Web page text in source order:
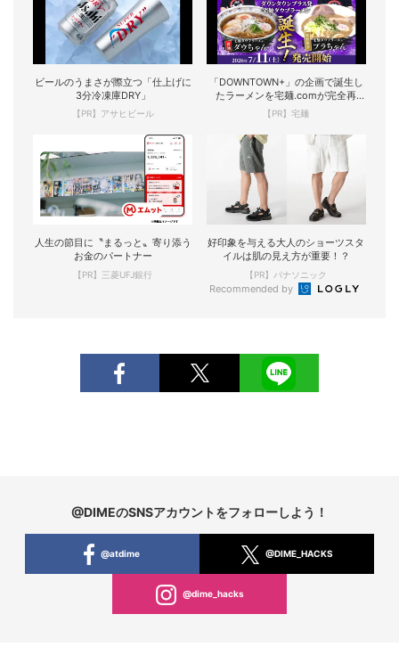
ビールのうまさが際立つ「仕上げに
3分冷凍庫DRY」
【PR】アサヒビール
「DOWNTOWN+」の企画で誕生し
たラーメンを宅麺.comが完全再
現！
【PR】宅麺
人生の節目に〝まるっと〟寄り添う
お金のパートナー
【PR】三菱UFJ銀行
好印象を与える大人のショーツスタ
イルは肌の見え方が重要！？
【PR】パナソニック
Recommended by
@DIMEのSNSアカウントをフォローしよう！
@atdime @DIME_HACKS
@dime_hacks